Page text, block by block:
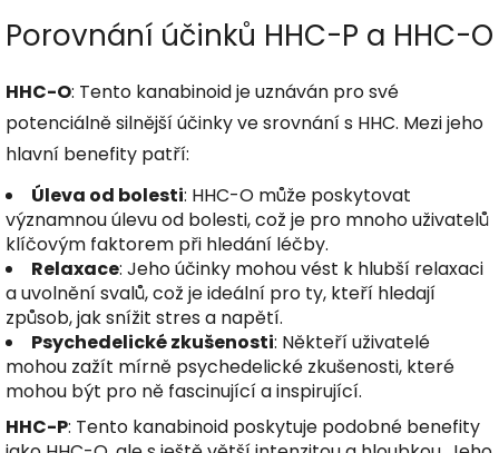
Porovnání účinků HHC-P a HHC-O
HHC-O: Tento kanabinoid je uznáván pro své
potenciálně silnější účinky ve srovnání s HHC. Mezi jeho
hlavní benefity patří:
Úleva od bolesti: HHC-O může poskytovat
významnou úlevu od bolesti, což je pro mnoho uživatelů
klíčovým faktorem při hledání léčby.
Relaxace: Jeho účinky mohou vést k hlubší relaxaci
a uvolnění svalů, což je ideální pro ty, kteří hledají
způsob, jak snížit stres a napětí.
Psychedelické zkušenosti: Někteří uživatelé
mohou zažít mírně psychedelické zkušenosti, které
mohou být pro ně fascinující a inspirující.
HHC-P: Tento kanabinoid poskytuje podobné benefity